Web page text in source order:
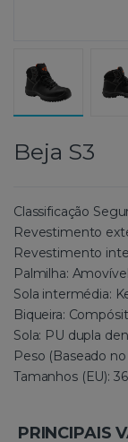
Beja S3
Classificação
Revestimento
Revestimento
Palmilha:
Sola intermédia:
Biqueira:
Sola: PU dupla
Peso (Baseado
Tamanhos (EU):
PRINCIPAIS